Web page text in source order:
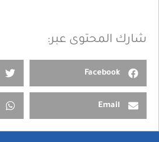
شارك المحتوى عبر:
Facebook
Email